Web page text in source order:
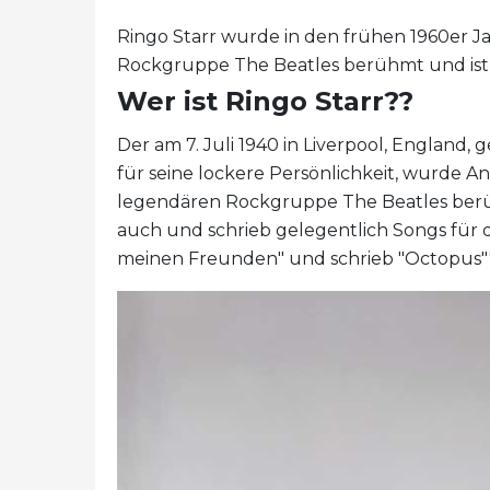
Ringo Starr wurde in den frühen 1960er
Rockgruppe The Beatles berühmt und
Wer ist Ringo Starr??
Der am 7. Juli 1940 in Liverpool, England,
für seine lockere Persönlichkeit, wurde
legendären Rockgruppe The Beatles
auch und schrieb gelegentlich Songs für
meinen Freunden" und schrieb